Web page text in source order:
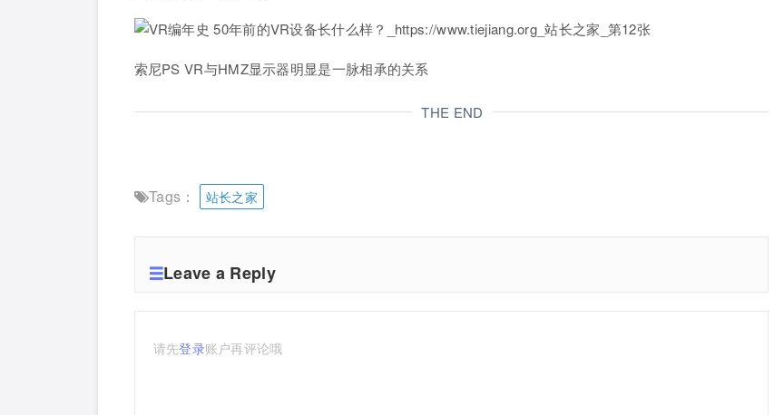
索尼PS VR与HMZ显示器明显是一脉相承的关系
THE END
Tags： 站长之家
Leave a Reply
请先登录账户再评论哦